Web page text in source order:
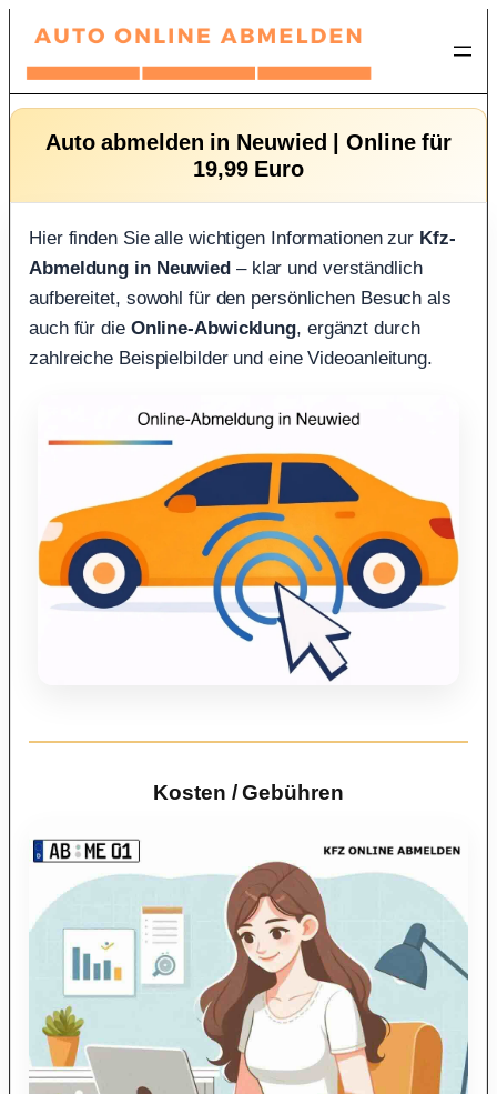
Zum
springen
Auto abmelden in Neuwied | Online für
19,99 Euro
Hier finden Sie alle wichtigen Informationen zur Kfz-
Abmeldung in Neuwied – klar und verständlich
aufbereitet, sowohl für den persönlichen Besuch als
auch für die Online-Abwicklung, ergänzt durch
zahlreiche Beispielbilder und eine Videoanleitung.
Kosten / Gebühren